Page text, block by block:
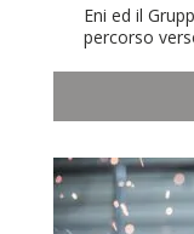
Eni ed il
percorso